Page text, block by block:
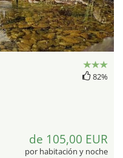
82%
de 105,00 EUR
por habitación y noche